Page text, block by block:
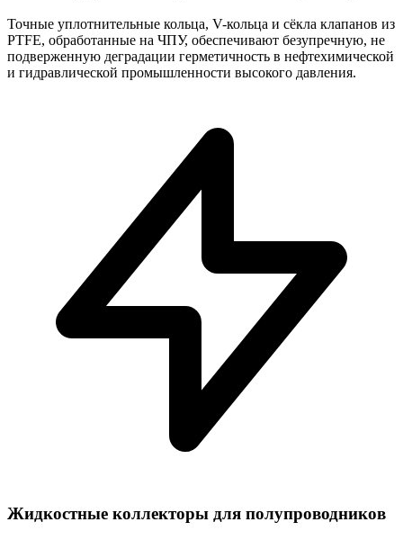
Точные уплотнительные кольца, V-кольца и сёкла клапанов из
PTFE, обработанные на ЧПУ, обеспечивают безупречную, не
подверженную деградации герметичность в нефтехимической
и гидравлической промышленности высокого давления.
Жидкостные коллекторы для полупроводников